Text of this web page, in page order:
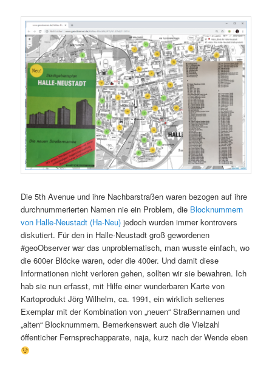
Die 5th Avenue und ihre Nachbarstraßen waren bezogen auf ihre
durchnummerierten Namen nie ein Problem, die Blocknummern
von Halle-Neustadt (Ha-Neu)jedoch wurden immer kontrovers
diskutiert. Für den in Halle-Neustadt groß gewordenen
#geoObserver war das unproblematisch, man wusste einfach, wo
die 600er Blöcke waren, oder die 400er. Und damit diese
Informationen nicht verloren gehen, sollten wir sie bewahren. Ich
hab sie nun erfasst, mit Hilfe einer wunderbaren Karte von
Kartoprodukt Jörg Wilhelm, ca. 1991, ein wirklich seltenes
Exemplar mit der Kombination von „neuen“ Straßennamen und
„alten“ Blocknummern. Bemerkenswert auch die Vielzahl
öffenticher Fernsprechapparate, naja, kurz nach der Wende eben